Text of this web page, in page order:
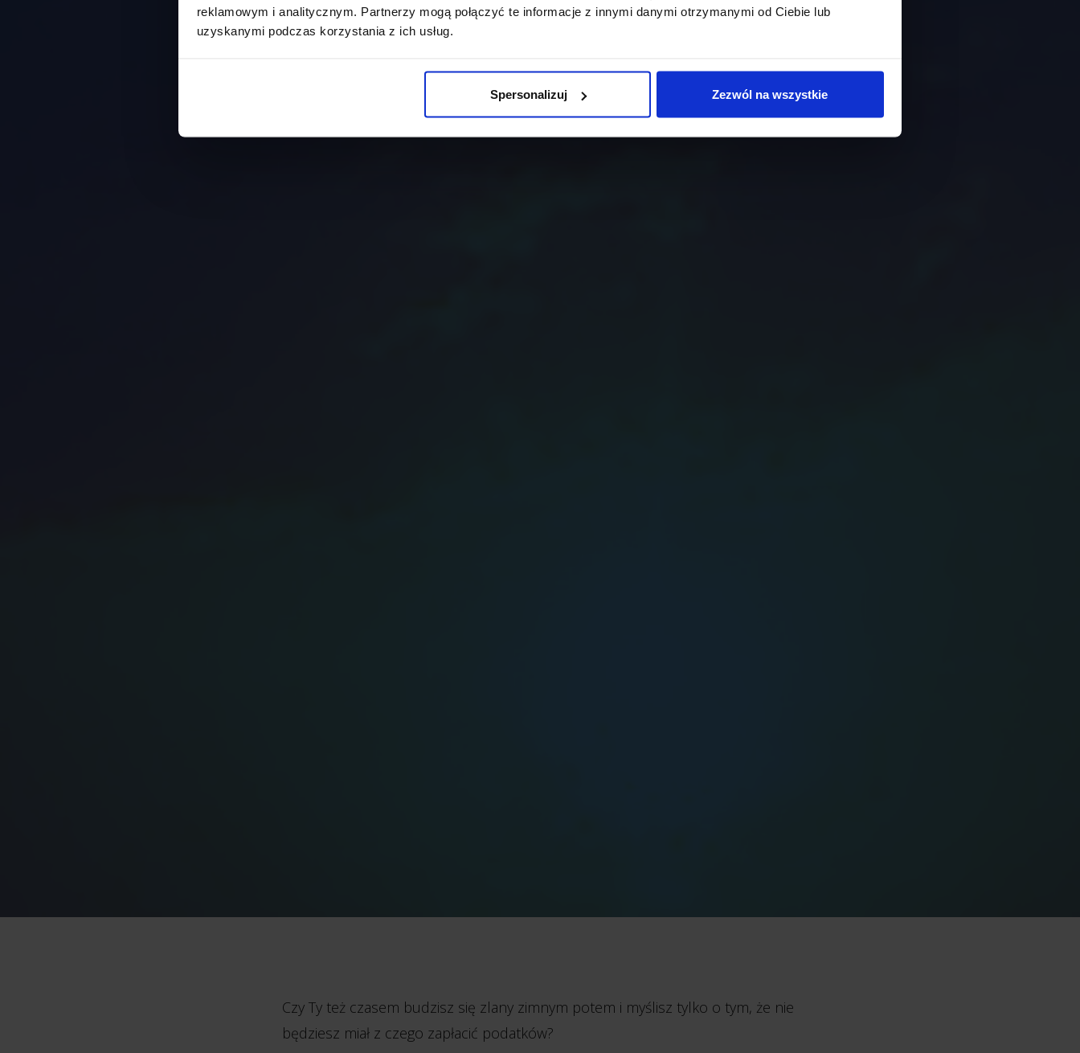
reklamowym i analitycznym. Partnerzy mogą połączyć te informacje z innymi danymi otrzymanymi od Ciebie lub
uzyskanymi podczas korzystania z ich usług.
Spersonalizuj Zezwól na wszystkie
Czy Ty też czasem budzisz się zlany zimnym potem i myślisz tylko o tym, że nie
będziesz miał z czego zapłacić podatków?